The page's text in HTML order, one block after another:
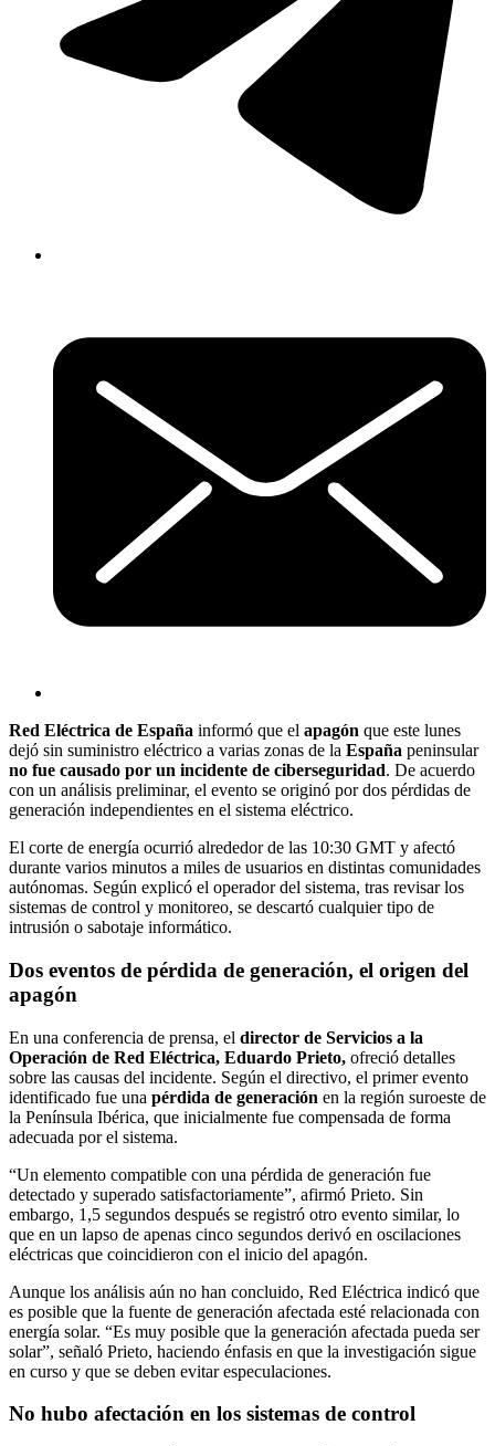
Red Eléctrica de España informó que el apagón que este lunes
dejó sin suministro eléctrico a varias zonas de la España peninsular
no fue causado por un incidente de ciberseguridad. De acuerdo
con un análisis preliminar, el evento se originó por dos pérdidas de
generación independientes en el sistema eléctrico.
El corte de energía ocurrió alrededor de las 10:30 GMT y afectó
durante varios minutos a miles de usuarios en distintas comunidades
autónomas. Según explicó el operador del sistema, tras revisar los
sistemas de control y monitoreo, se descartó cualquier tipo de
intrusión o sabotaje informático.
Dos eventos de pérdida de generación, el origen del
apagón
En una conferencia de prensa, el director de Servicios a la
Operación de Red Eléctrica, Eduardo Prieto, ofreció detalles
sobre las causas del incidente. Según el directivo, el primer evento
identificado fue una pérdida de generación en la región suroeste de
la Península Ibérica, que inicialmente fue compensada de forma
adecuada por el sistema.
“Un elemento compatible con una pérdida de generación fue
detectado y superado satisfactoriamente”, afirmó Prieto. Sin
embargo, 1,5 segundos después se registró otro evento similar, lo
que en un lapso de apenas cinco segundos derivó en oscilaciones
eléctricas que coincidieron con el inicio del apagón.
Aunque los análisis aún no han concluido, Red Eléctrica indicó que
es posible que la fuente de generación afectada esté relacionada con
energía solar. “Es muy posible que la generación afectada pueda ser
solar”, señaló Prieto, haciendo énfasis en que la investigación sigue
en curso y que se deben evitar especulaciones.
No hubo afectación en los sistemas de control